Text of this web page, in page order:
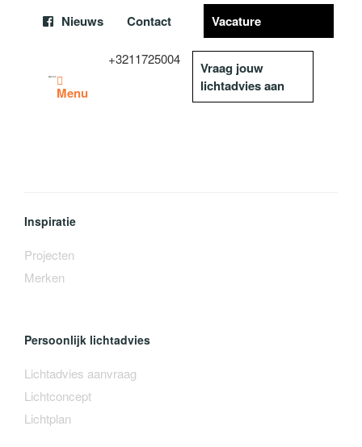
Nieuws Contact Vacature
Menu
+3211725004
Vraag jouw
lichtadvies aan
Inspiratie
Projecten
Merken
Persoonlijk lichtadvies
Lichtadvies aanvraag
Lichtconcept
Lichtplan